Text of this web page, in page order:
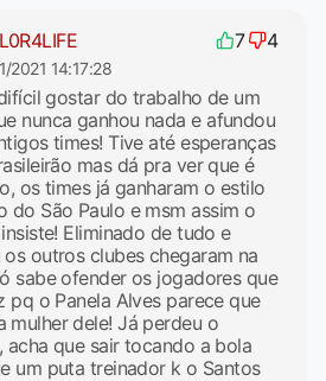
7 4
2021 14:17:28
gostar do trabalho de um
nunca ganhou nada e afundou
times! Tive até esperanças
mas dá pra ver que é
os times já ganharam o estilo
do São Paulo e msm assim o
Eliminado de tudo e
outros clubes chegaram na
sabe ofender os jogadores que
pq o Panela Alves parece que
mulher dele! Já perdeu o
acha que sair tocando a bola
um puta treinador k o Santos